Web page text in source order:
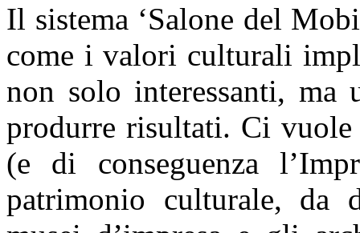
Il sistema ‘Salone del
come i valori culturali
non solo interessanti,
produrre risultati. Ci vuole
(e di conseguenza
patrimonio culturale, da